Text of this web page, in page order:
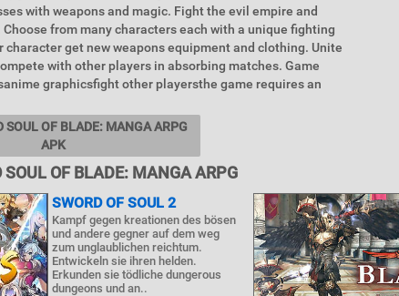
with weapons and magic. Fight the evil empire and
from many characters each with a unique fighting
get new weapons equipment and clothing. Unite
with other players in absorbing matches. Game
graphicsfight other playersthe game requires an
SOUL OF BLADE: MANGA ARPG
APK
OF BLADE: MANGA ARPG
SWORD OF SOUL 2
Kampf gegen kreationen des bösen
und andere gegner auf dem weg
zum unglaublichen reichtum.
Entwickeln sie ihren helden.
Erkunden sie tödliche dungerous
dungeons und an..